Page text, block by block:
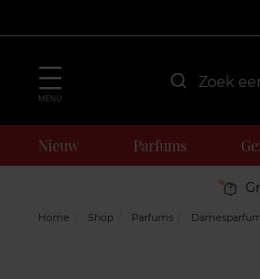
MENU
Nieuw Parfums
Home Shop Parfums